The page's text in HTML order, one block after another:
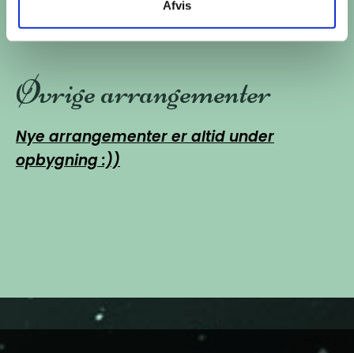
Afvis
Priorsløkkevej 83, 8700 Horsens.
Øvrige arrangementer
Nye arrangementer er altid under
opbygning :))